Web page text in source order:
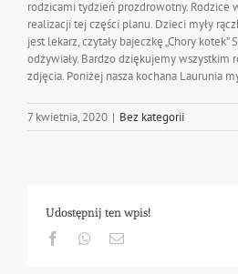
rodzicami tydzień prozdrowotny. Rodzice
realizacji tej części planu. Dzieci myły
jest lekarz, czytały bajeczkę „Chory kotek”
odżywiały. Bardzo dziękujemy wszystkim
zdjęcia. Poniżej nasza kochana Laurunia
7 kwietnia, 2020 | Bez kategorii
Udostępnij ten wpis!
FacebookWhatsapp
Email